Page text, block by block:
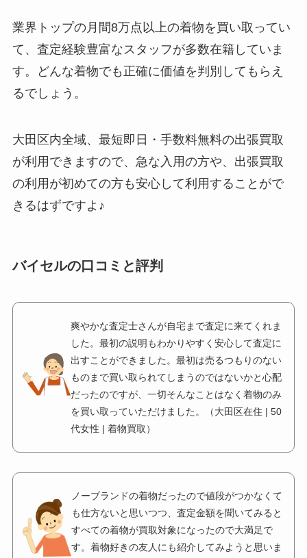
業界トップの月間8万点以上の着物を買い取ってい
て、査定経験豊富なスタッフが多数在籍していま
す。どんな着物でも正確に価値を判別してもらえ
るでしょう。
大田区内全域、最短即日・手数料無料の出張買取
が利用できますので、急な入用の方や、出張買取
の利用が初めての方も安心して利用することがで
きるはずですよ♪
バイセルの口コミと評判
爽やかな査定士さんが自宅まで査定に来てくれま
した。最初の説明もわかりやすく安心して査定に
出すことができました。最初は売るつもりのない
ものまで買い取られてしまうのではないかと心配
だったのですが、一切そんなことはなく着物のみ
を買い取っていただけました。（大田区在住 | 50
代女性 | 着物買取）
ノーブランドの着物だったので値段がつかなくて
も仕方ないと思いつつ、査定金額を聞いてみると
すべての着物が買取対象になったので大満足で
す。着物好きの友人にも紹介してみようと思いま